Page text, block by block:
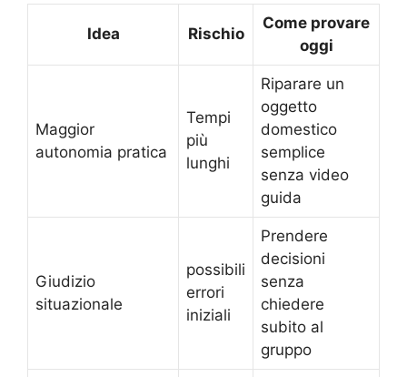
Idea Rischio
Come provare
oggi
Maggior
autonomia pratica
Tempi
più
lunghi
Riparare un
oggetto
domestico
semplice
senza video
guida
Giudizio
situazionale
possibili
errori
iniziali
Prendere
decisioni
senza
chiedere
subito al
gruppo